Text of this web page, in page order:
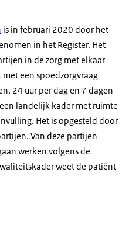
is in februari 2020 door het
in het Register. Het
in de zorg met elkaar
een spoedzorgvraag
24 uur per dag en 7 dagen
landelijk kader met ruimte
Het is opgesteld door
Van deze partijen
werken volgens de
weet de patiënt